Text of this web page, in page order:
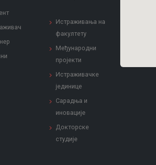
Истраживања на
факултету
Међународни
пројекти
Истраживачке
јединице
Сарадња и
иновације
Докторске
студије